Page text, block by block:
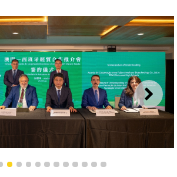
下一
3 4 5 6 7 8 9 1011121314